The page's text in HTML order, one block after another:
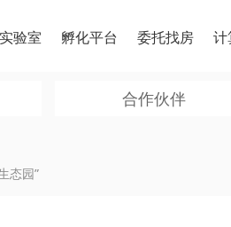
验室 孵化平台 委托找房 计
合作伙伴
态园”